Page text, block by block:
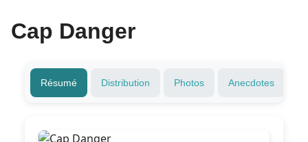
Cap Danger
Résumé Distribution Photos Anecdotes